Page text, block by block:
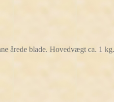
årede blade. Hovedvægt ca. 1